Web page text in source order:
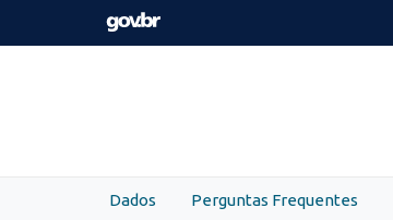
Skip to main content
Dados Perguntas Frequentes